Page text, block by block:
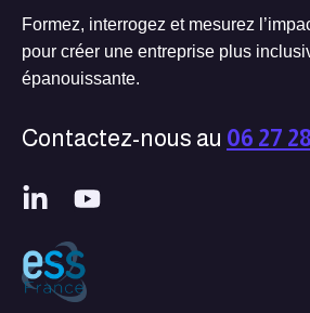
Formez, interrogez et mesurez
pour créer une entreprise plus
épanouissante.
Contactez-nous au 06 27